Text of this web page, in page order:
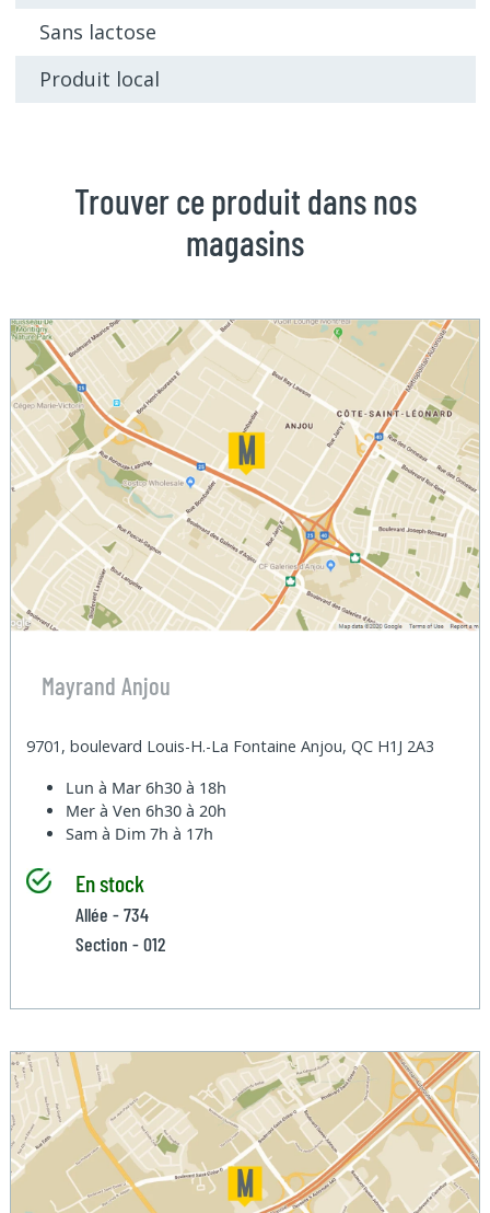
Sans lactose
Produit local
Trouver ce produit dans nos
magasins
Mayrand Anjou
9701, boulevard Louis-H.-La Fontaine Anjou, QC H1J 2A3
Lun à Mar6h30 à 18h
Mer à Ven6h30 à 20h
Sam à Dim7h à 17h
En stock
Allée - 734
Section - 012